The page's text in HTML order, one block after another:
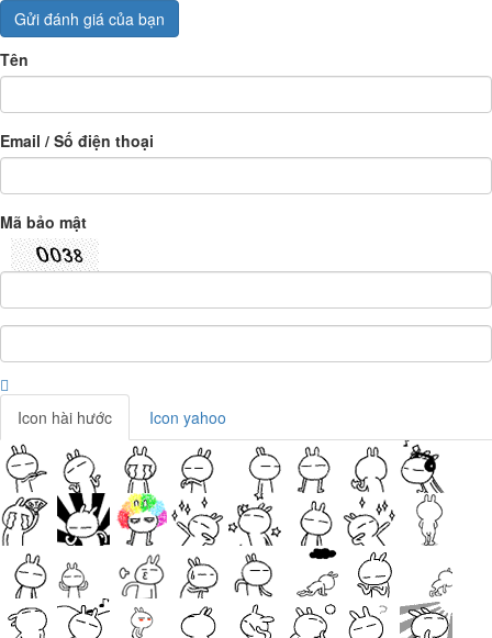
Gửi đánh giá của bạn
Tên
Email / Số điện thoại
Mã bảo mật
Icon hài hước Icon yahoo